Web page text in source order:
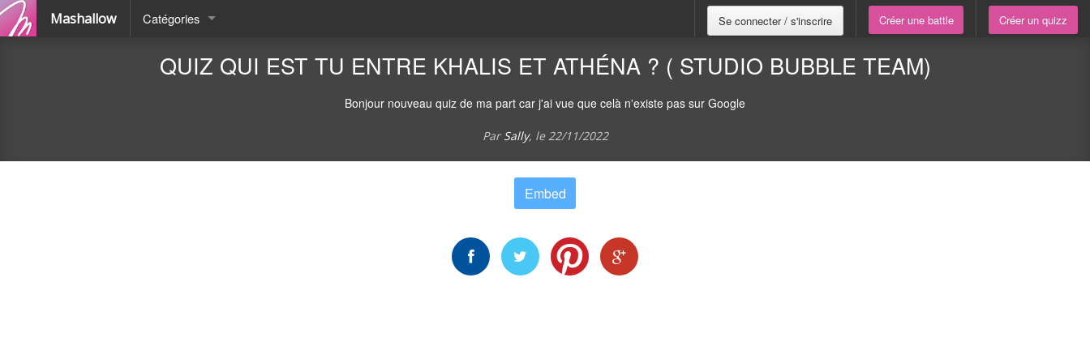
Mashallow Catégories
Quizz
Se connecter / s'inscrire Créer une battle Créer un quizz
QUIZ QUI EST TU ENTRE KHALIS ET ATHÉNA ? ( STUDIO BUBBLE TEAM)
Bonjour nouveau quiz de ma part car j'ai vue que celà n'existe pas sur Google
Par Sally, le22/11/2022
Embed